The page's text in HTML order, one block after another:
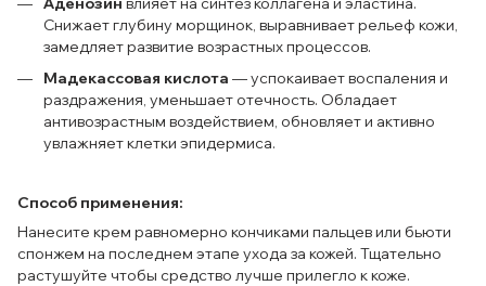
Снижает глубину морщинок, выравнивает рельеф кожи,
замедляет развитие возрастных процессов.
Мадекассовая кислота — успокаивает воспаления и
раздражения, уменьшает отечность. Обладает
антивозрастным воздействием, обновляет и активно
увлажняет клетки эпидермиса.
Способ применения:
Нанесите крем равномерно кончиками пальцев или бьюти
спонжем на последнем этапе ухода за кожей. Тщательно
растушуйте чтобы средство лучше прилегло к коже.